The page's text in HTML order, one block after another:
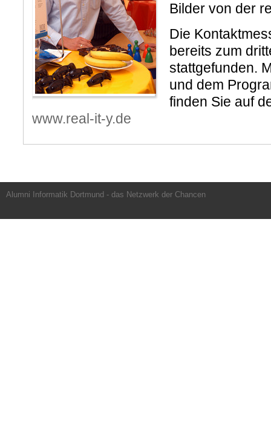
Bilder von der
Die
bereits zum
stattgefunden.
und dem
finden Sie auf
www.real-it-y.de
Alumni Informatik Dortmund - das Netzwerk der Chancen